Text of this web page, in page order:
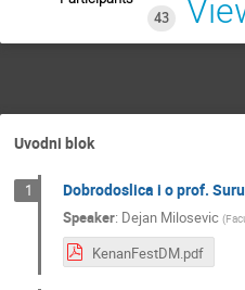
43
Uvodni blok
1 Dobrodoslica i o prof.
Speaker: Dejan Milosevic (
KenanFestDM.pdf